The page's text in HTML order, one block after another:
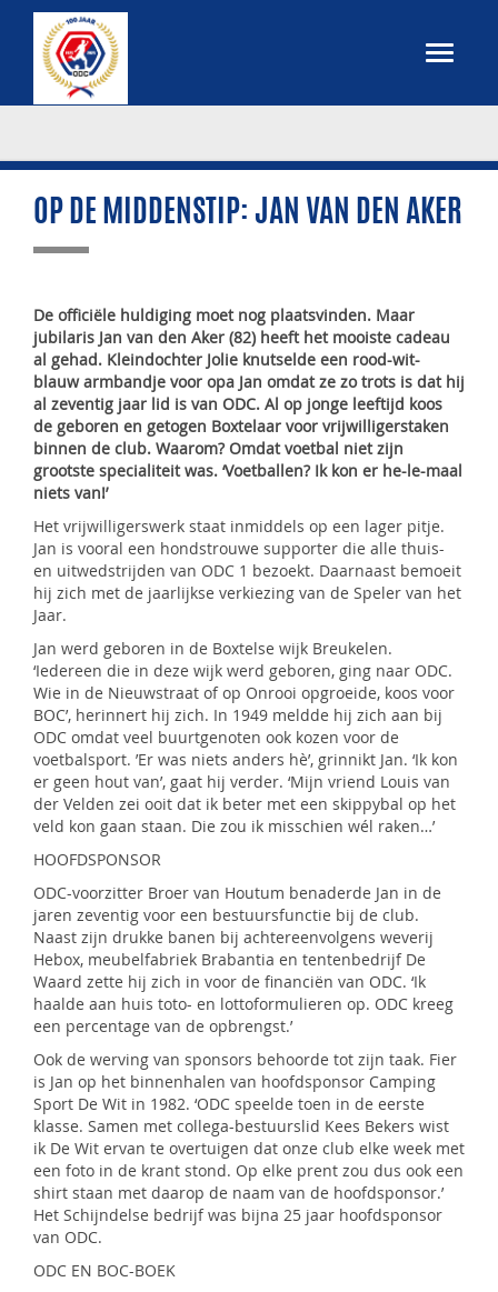
OP DE MIDDENSTIP: JAN VAN DEN AKER
De officiële huldiging moet nog plaatsvinden. Maar
jubilaris Jan van den Aker (82) heeft het mooiste cadeau
al gehad. Kleindochter Jolie knutselde een rood-wit-
blauw armbandje voor opa Jan omdat ze zo trots is dat hij
al zeventig jaar lid is van ODC. Al op jonge leeftijd koos
de geboren en getogen Boxtelaar voor vrijwilligerstaken
binnen de club. Waarom? Omdat voetbal niet zijn
grootste specialiteit was. ‘Voetballen? Ik kon er he-le-maal
niets van!’
Het vrijwilligerswerk staat inmiddels op een lager pitje.
Jan is vooral een hondstrouwe supporter die alle thuis-
en uitwedstrijden van ODC 1 bezoekt. Daarnaast bemoeit
hij zich met de jaarlijkse verkiezing van de Speler van het
Jaar.
Jan werd geboren in de Boxtelse wijk Breukelen.
‘Iedereen die in deze wijk werd geboren, ging naar ODC.
Wie in de Nieuwstraat of op Onrooi opgroeide, koos voor
BOC’, herinnert hij zich. In 1949 meldde hij zich aan bij
ODC omdat veel buurtgenoten ook kozen voor de
voetbalsport. ’Er was niets anders hè’, grinnikt Jan. ‘Ik kon
er geen hout van’, gaat hij verder. ‘Mijn vriend Louis van
der Velden zei ooit dat ik beter met een skippybal op het
veld kon gaan staan. Die zou ik misschien wél raken…’
HOOFDSPONSOR
ODC-voorzitter Broer van Houtum benaderde Jan in de
jaren zeventig voor een bestuursfunctie bij de club.
Naast zijn drukke banen bij achtereenvolgens weverij
Hebox, meubelfabriek Brabantia en tentenbedrijf De
Waard zette hij zich in voor de financiën van ODC. ‘Ik
haalde aan huis toto- en lottoformulieren op. ODC kreeg
een percentage van de opbrengst.’
Ook de werving van sponsors behoorde tot zijn taak. Fier
is Jan op het binnenhalen van hoofdsponsor Camping
Sport De Wit in 1982. ‘ODC speelde toen in de eerste
klasse. Samen met collega-bestuurslid Kees Bekers wist
ik De Wit ervan te overtuigen dat onze club elke week met
een foto in de krant stond. Op elke prent zou dus ook een
shirt staan met daarop de naam van de hoofdsponsor.’
Het Schijndelse bedrijf was bijna 25 jaar hoofdsponsor
van ODC.
ODC EN BOC-BOEK